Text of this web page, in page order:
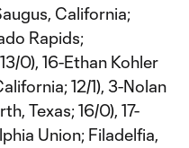
California;
Rapids;
0), 16-Ethan Kohler
12/1), 3-Nolan
Texas; 16/0), 17-
Union; Filadelfia,